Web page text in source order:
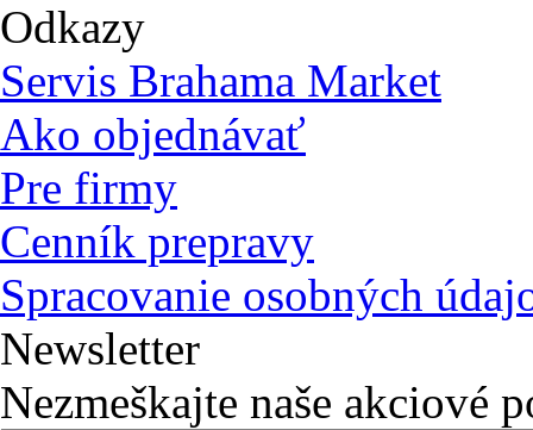
Odkazy
Servis Brahama Market
Ako objednávať
Pre firmy
Cenník prepravy
Spracovanie osobných
Newsletter
Nezmeškajte naše akciové